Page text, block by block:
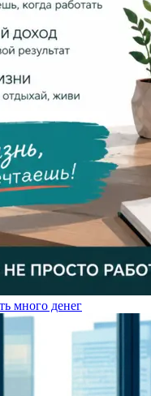
много денег